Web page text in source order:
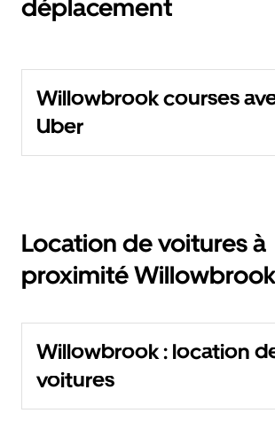
déplacement
Willowbrook courses
Uber
Location de voitures à
proximité Willowbrook
Willowbrook : location
voitures